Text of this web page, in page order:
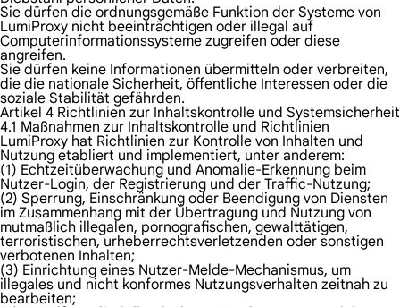
Sie dürfen die ordnungsgemäße Funktion der Systeme von
LumiProxy nicht beeinträchtigen oder illegal auf
Computerinformationssysteme zugreifen oder diese
angreifen.
Sie dürfen keine Informationen übermitteln oder verbreiten,
die die nationale Sicherheit, öffentliche Interessen oder die
soziale Stabilität gefährden.
Artikel 4 Richtlinien zur Inhaltskontrolle und Systemsicherheit
4.1 Maßnahmen zur Inhaltskontrolle und Richtlinien
LumiProxy hat Richtlinien zur Kontrolle von Inhalten und
Nutzung etabliert und implementiert, unter anderem:
(1) Echtzeitüberwachung und Anomalie-Erkennung beim
Nutzer-Login, der Registrierung und der Traffic-Nutzung;
(2) Sperrung, Einschränkung oder Beendigung von Diensten
im Zusammenhang mit der Übertragung und Nutzung von
mutmaßlich illegalen, pornografischen, gewalttätigen,
terroristischen, urheberrechtsverletzenden oder sonstigen
verbotenen Inhalten;
(3) Einrichtung eines Nutzer-Melde-Mechanismus, um
illegales und nicht konformes Nutzungsverhalten zeitnah zu
bearbeiten;